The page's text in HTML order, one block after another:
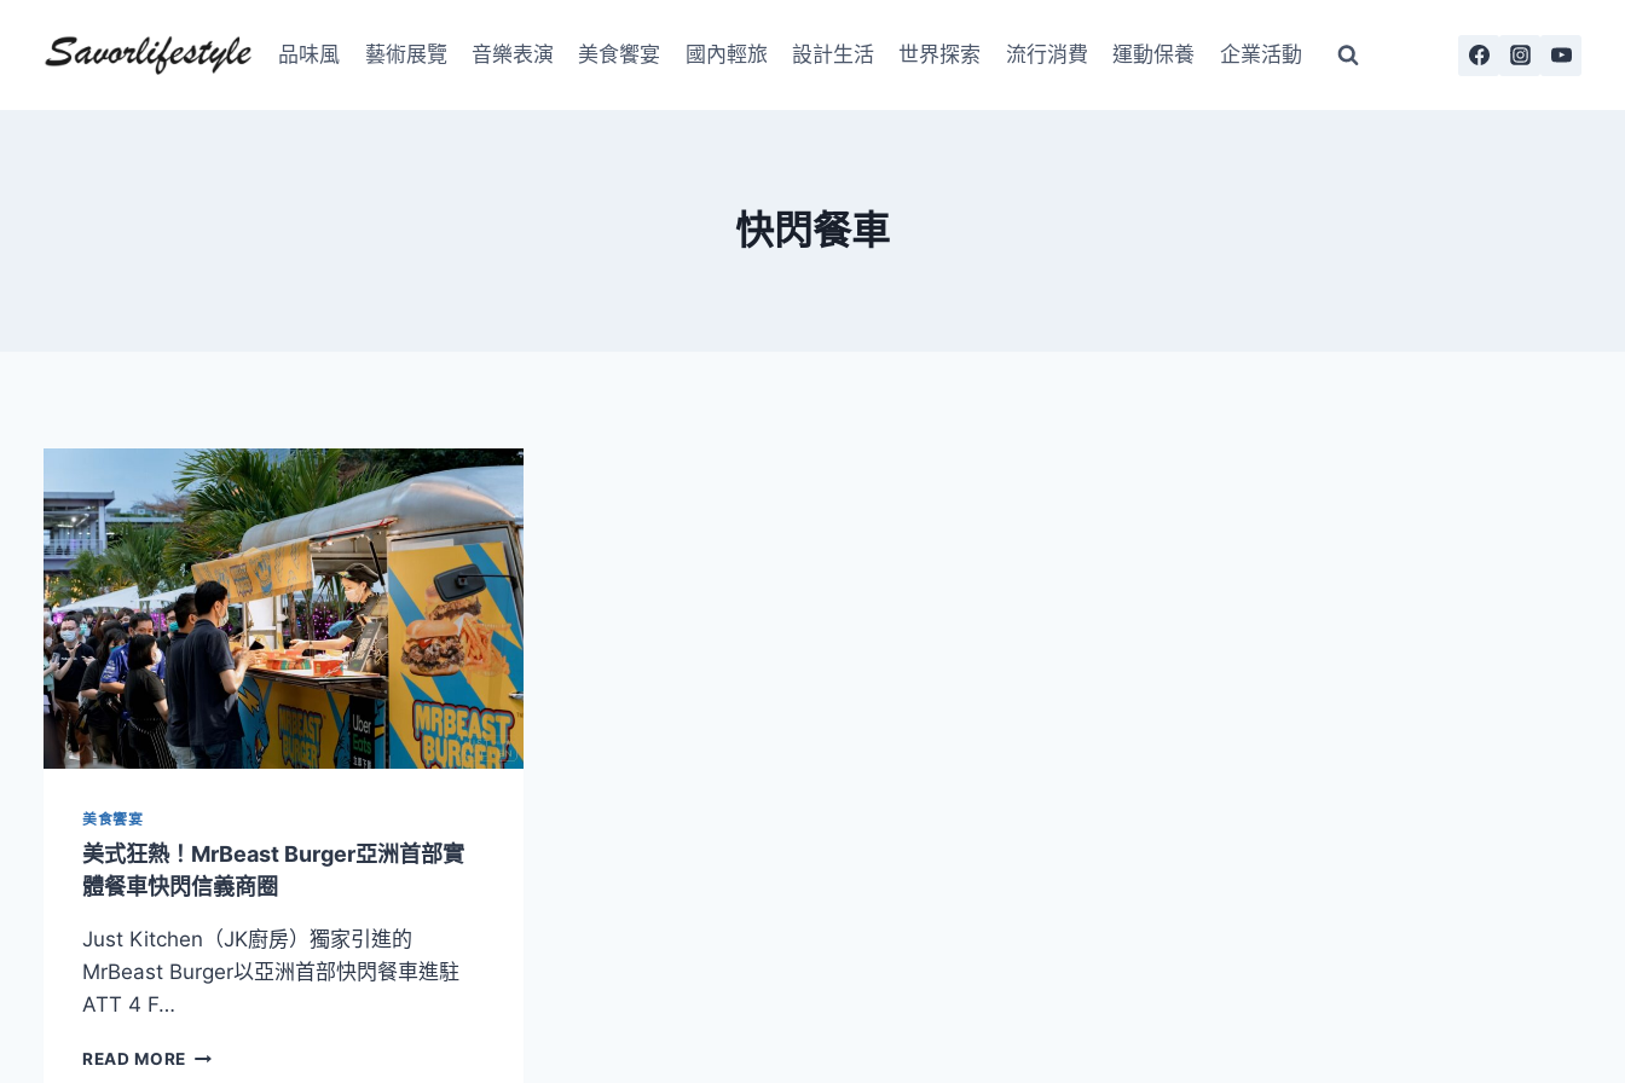
品味風 藝術展覽 音樂表演 美食饗宴 國內輕旅 設計生活 世界探索 流行消費 運動保養 企業活動
快閃餐車
美食饗宴
美式狂熱！MrBeast Burger亞洲首部實
體餐車快閃信義商圈
Just Kitchen（JK廚房）獨家引進的
MrBeast Burger以亞洲首部快閃餐車進駐
ATT 4 F…
READ MORE